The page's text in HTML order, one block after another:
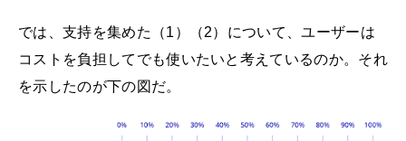
では、支持を集めた（1）（2）について、ユーザーは
コストを負担してでも使いたいと考えているのか。それ
を示したのが下の図だ。